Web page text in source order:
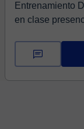
Entrenamiento